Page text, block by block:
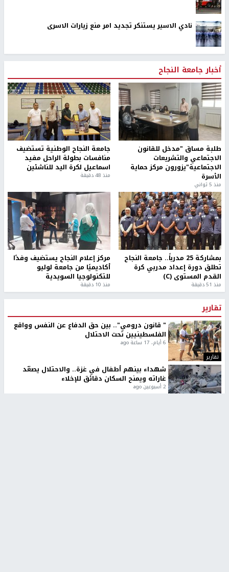
نادي الاسير يستنكر تجديد امر منع زيارات الاسرى
أخبار جامعة النجاح
طلبة مساق "مدخل للقانون
الاجتماعي والتشريعات
الاجتماعية"يزورون مركز حماية
الأسرة
منذ 5 ثواني
جامعة النجاح الوطنية تستضيف
منافسات بطولة الراحل مفيد
اسماعيل لكرة اليد للناشئين
منذ 48 دقيقة
بمشاركة 25 مدرباً.. جامعة النجاح
تطلق دورة إعداد مدربي كرة
القدم المستوى (C)
منذ 51 دقيقة
مركز إعلام النجاح يستضيف وفدًا
أكاديميًا من جامعة لوليو
للتكنولوجيا السويدية
منذ 10 دقيقة
تقارير
تقارير
" قانون درومي".. بين حق الدفاع عن النفس وواقع
الفلسطينيين تحت الاحتلال
6 أيام، 17 ساعة ago
شهداء بينهم أطفال في غزة.. والاحتلال يصعّد
غاراته ويمنح السكان دقائق للإخلاء
2 أسبوعين ago